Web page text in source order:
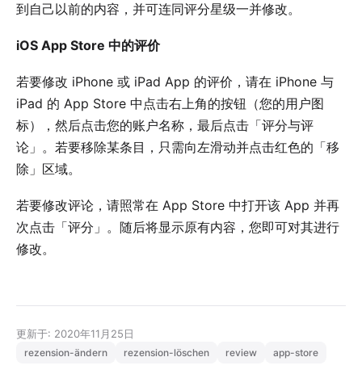
到自己以前的内容，并可连同评分星级一并修改。
iOS App Store 中的评价
若要修改 iPhone 或 iPad App 的评价，请在 iPhone 与
iPad 的 App Store 中点击右上角的按钮（您的用户图
标），然后点击您的账户名称，最后点击「评分与评
论」。若要移除某条目，只需向左滑动并点击红色的「移
除」区域。
若要修改评论，请照常在 App Store 中打开该 App 并再
次点击「评分」。随后将显示原有内容，您即可对其进行
修改。
更新于: 2020年11月25日
rezension-ändern rezension-löschen review app-store